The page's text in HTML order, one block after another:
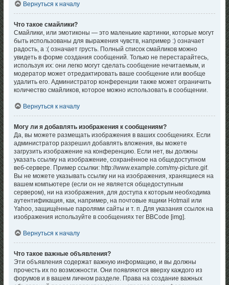
Вернуться к началу
Что такое смайлики?
Смайлики, или эмотиконы — это маленькие картинки, которые могут
быть использованы для выражения чувств, например :) означает
радость, а :( означает грусть. Полный список смайликов можно
увидеть в форме создания сообщений. Только не перестарайтесь,
используя их: они легко могут сделать сообщение нечитаемым, и
модератор может отредактировать ваше сообщение или вообще
удалить его. Администратор конференции также может ограничить
количество смайликов, которое можно использовать в сообщении.
Вернуться к началу
Могу ли я добавлять изображения к сообщениям?
Да, вы можете размещать изображения в ваших сообщениях. Если
администратор разрешил добавлять вложения, вы можете
загрузить изображение на конференцию. Если нет, вы должны
указать ссылку на изображение, сохранённое на общедоступном
веб-сервере. Пример ссылки: http://www.example.com/my-picture.gif.
Вы не можете указывать ссылку ни на изображения, хранящиеся на
вашем компьютере (если он не является общедоступным
сервером), ни на изображения, для доступа к которым необходима
аутентификация, как, например, на почтовые ящики Hotmail или
Yahoo, защищённые паролями сайты и т. п. Для указания ссылок на
изображения используйте в сообщениях тег BBCode [img].
Вернуться к началу
Что такое важные объявления?
Эти объявления содержат важную информацию, и вы должны
прочесть их по возможности. Они появляются вверху каждого из
форумов и в вашем личном разделе. Права на создание важных